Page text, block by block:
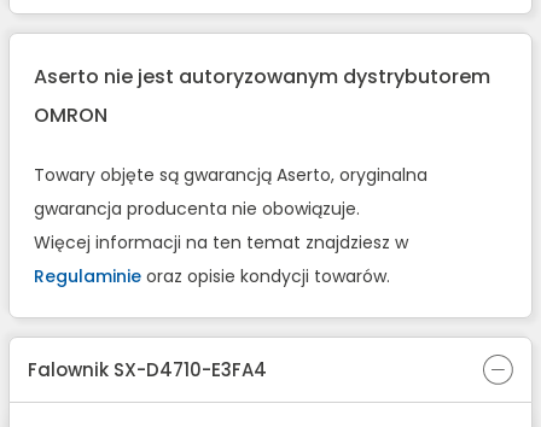
Aserto nie jest autoryzowanym dystrybutorem
OMRON
Towary objęte są gwarancją Aserto, oryginalna
gwarancja producenta nie obowiązuje.
Więcej informacji na ten temat znajdziesz w
Regulaminie oraz opisie kondycji towarów.
Falownik SX-D4710-E3FA4